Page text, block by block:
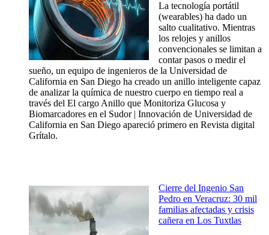
La tecnología portátil
(wearables) ha dado un
salto cualitativo. Mientras
los relojes y anillos
convencionales se limitan a
contar pasos o medir el
sueño, un equipo de ingenieros de la Universidad de
California en San Diego ha creado un anillo inteligente capaz
de analizar la química de nuestro cuerpo en tiempo real a
través del El cargo Anillo que Monitoriza Glucosa y
Biomarcadores en el Sudor | Innovación de Universidad de
California en San Diego apareció primero en Revista digital
Grítalo.
Cierre del Ingenio San
Pedro en Veracruz: 30 mil
familias afectadas y crisis
cañera en Los Tuxtlas